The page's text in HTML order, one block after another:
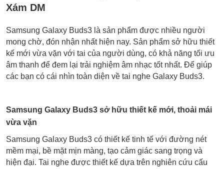
Xám DM
Samsung Galaxy Buds3 là sản phẩm được nhiều người
mong chờ, đón nhận nhất hiện nay. Sản phẩm sở hữu thiết
kế mới vừa vặn với tai của người dùng, có khả năng tối ưu
âm thanh để đem lại trải nghiệm âm nhạc tốt nhất. Để giúp
các bạn có cái nhìn toàn diện về tai nghe Galaxy Buds3.
Samsung Galaxy Buds3 sở hữu thiết kế mới, thoải mái
vừa vặn
Samsung Galaxy Buds3 có thiết kế tinh tế với đường nét
mềm mại, bề mặt mịn màng, tạo cảm giác sang trọng và
hiện đại. Tai nghe được thiết kế dựa trên nghiên cứu cấu